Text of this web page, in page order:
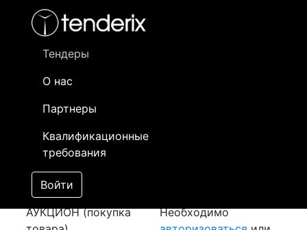
Тендеры
О нас
Партнеры
Квалификационные
требования
Войти
- активный лот
- сохраненный лот (не опубликован)
Закупка:
Трансформатор тока
ТОЛ-10
Победитель выбран
Лот №:2311
АУКЦИОН (покупка
Необходимо